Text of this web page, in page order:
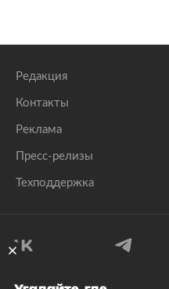
Редакция
Контакты
Реклама
Пресс-релизы
Техподдержка